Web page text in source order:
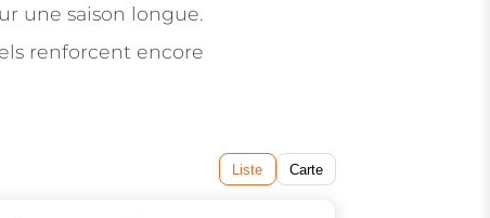
une saison longue.
renforcent encore
Liste Carte